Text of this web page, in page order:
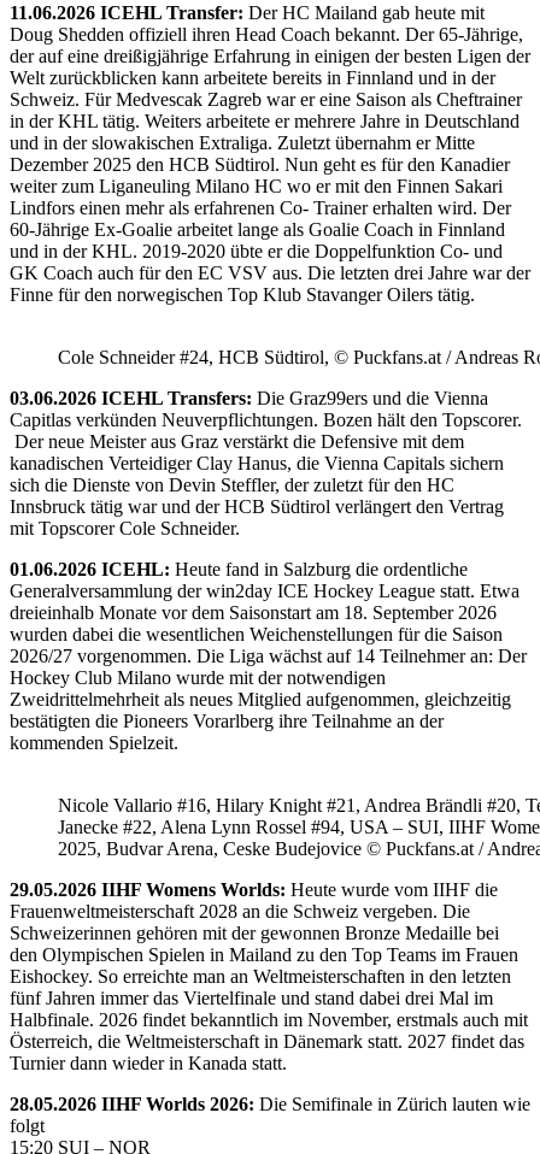
11.06.2026 ICEHL Transfer: Der HC Mailand gab heute mit
Doug Shedden offiziell ihren Head Coach bekannt. Der 65-Jährige,
der auf eine dreißigjährige Erfahrung in einigen der besten Ligen der
Welt zurückblicken kann arbeitete bereits in Finnland und in der
Schweiz. Für Medvescak Zagreb war er eine Saison als Cheftrainer
in der KHL tätig. Weiters arbeitete er mehrere Jahre in Deutschland
und in der slowakischen Extraliga. Zuletzt übernahm er Mitte
Dezember 2025 den HCB Südtirol. Nun geht es für den Kanadier
weiter zum Liganeuling Milano HC wo er mit den Finnen Sakari
Lindfors einen mehr als erfahrenen Co- Trainer erhalten wird. Der
60-Jährige Ex-Goalie arbeitet lange als Goalie Coach in Finnland
und in der KHL. 2019-2020 übte er die Doppelfunktion Co- und
GK Coach auch für den EC VSV aus. Die letzten drei Jahre war der
Finne für den norwegischen Top Klub Stavanger Oilers tätig.
Cole Schneider #24, HCB Südtirol, © Puckfans.at / Andreas
03.06.2026 ICEHL Transfers: Die Graz99ers und die Vienna
Capitlas verkünden Neuverpflichtungen. Bozen hält den Topscorer.
Der neue Meister aus Graz verstärkt die Defensive mit dem
kanadischen Verteidiger Clay Hanus, die Vienna Capitals sichern
sich die Dienste von Devin Steffler, der zuletzt für den HC
Innsbruck tätig war und der HCB Südtirol verlängert den Vertrag
mit Topscorer Cole Schneider.
01.06.2026 ICEHL: Heute fand in Salzburg die ordentliche
Generalversammlung der win2day ICE Hockey League statt. Etwa
dreieinhalb Monate vor dem Saisonstart am 18. September 2026
wurden dabei die wesentlichen Weichenstellungen für die Saison
2026/27 vorgenommen. Die Liga wächst auf 14 Teilnehmer an: Der
Hockey Club Milano wurde mit der notwendigen
Zweidrittelmehrheit als neues Mitglied aufgenommen, gleichzeitig
bestätigten die Pioneers Vorarlberg ihre Teilnahme an der
kommenden Spielzeit.
Nicole Vallario #16, Hilary Knight #21, Andrea Brändli #20,
Janecke #22, Alena Lynn Rossel #94, USA – SUI, IIHF
2025, Budvar Arena, Ceske Budejovice © Puckfans.at /
29.05.2026 IIHF Womens Worlds: Heute wurde vom IIHF die
Frauenweltmeisterschaft 2028 an die Schweiz vergeben. Die
Schweizerinnen gehören mit der gewonnen Bronze Medaille bei
den Olympischen Spielen in Mailand zu den Top Teams im Frauen
Eishockey. So erreichte man an Weltmeisterschaften in den letzten
fünf Jahren immer das Viertelfinale und stand dabei drei Mal im
Halbfinale. 2026 findet bekanntlich im November, erstmals auch mit
Österreich, die Weltmeisterschaft in Dänemark statt. 2027 findet das
Turnier dann wieder in Kanada statt.
28.05.2026 IIHF Worlds 2026: Die Semifinale in Zürich lauten wie
folgt
15:20 SUI – NOR